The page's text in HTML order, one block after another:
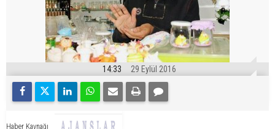
14:33 29 Eylül 2016
Haber Kaynağı